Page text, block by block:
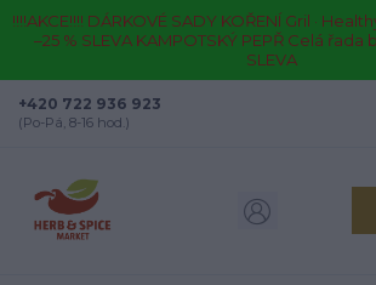
!!!!AKCE!!!! DÁRKOVÉ SADY KOŘENÍ Gril ·
–25 % SLEVA KAMPOTSKÝ PEPŘ Celá řada
SLEVA
+420 722 936 923
(Po-Pá, 8-16 hod.)